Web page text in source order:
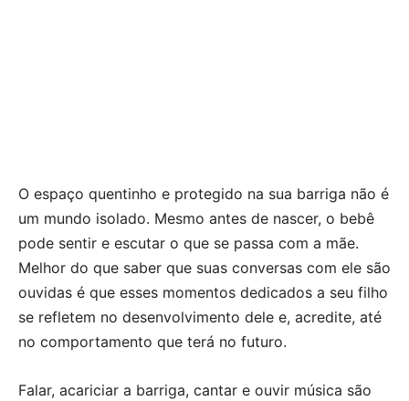
O espaço quentinho e protegido na sua barriga não é
um mundo isolado. Mesmo antes de nascer, o bebê
pode sentir e escutar o que se passa com a mãe.
Melhor do que saber que suas conversas com ele são
ouvidas é que esses momentos dedicados a seu filho
se refletem no desenvolvimento dele e, acredite, até
no comportamento que terá no futuro.
Falar, acariciar a barriga, cantar e ouvir música são